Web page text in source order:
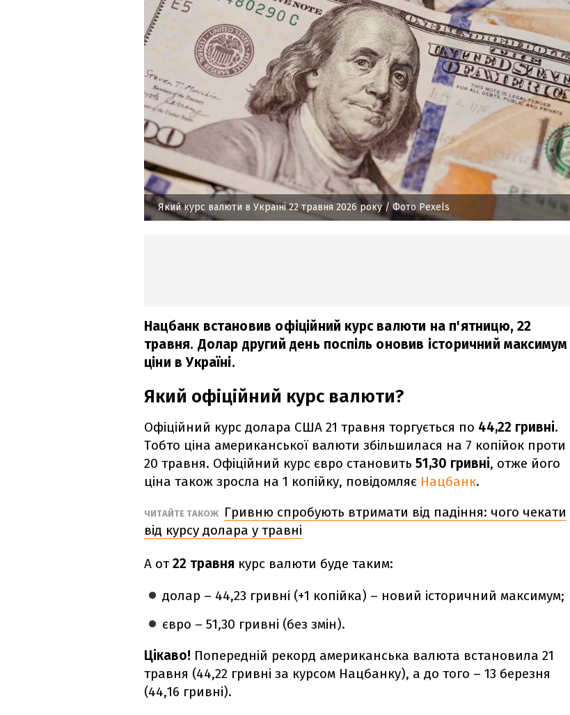
Який курс валюти в Україні 22 травня 2026 року/ Фото Pexels
Нацбанк встановив офіційний курс валюти на п'ятницю, 22
травня. Долар другий день поспіль оновив історичний максимум
ціни в Україні.
Який офіційний курс валюти?
Офіційний курс долара США 21 травня торгується по 44,22 гривні.
Тобто ціна американської валюти збільшилася на 7 копійок проти
20 травня. Офіційний курс євро становить 51,30 гривні, отже його
ціна також зросла на 1 копійку, повідомляє Нацбанк.
ЧИТАЙТЕ ТАКОЖ
Гривню спробують втримати від падіння: чого чекати
від курсу долара у травні
А от22 травня курс валюти буде таким:
долар – 44,23 гривні (+1 копійка) – новий історичний максимум;
євро – 51,30 гривні (без змін).
Цікаво! Попередній рекорд американська валюта встановила 21
травня (44,22 гривні за курсом Нацбанку), а до того – 13 березня
(44,16 гривні).